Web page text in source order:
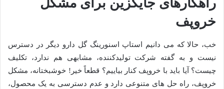
راهکارهای جایگزین برای مشکل
خروپف
خب، حالا که می دانیم استاپ اسنورینگ گل دارو دیگر در دسترس
نیست و به گفته شرکت تولیدکننده، مشابهی هم ندارد، تکلیف
چیست؟ آیا باید با خروپف کنار بیاییم؟ قطعاً خیر! خوشبختانه، مشکل
خروپف، راه حل های متنوعی دارد و عدم دسترسی به یک محصول،